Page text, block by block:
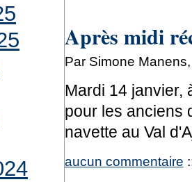
Après midi
Par Simone
Mardi 14 janvier,
pour les anciens
navette au Val
aucun commentaire